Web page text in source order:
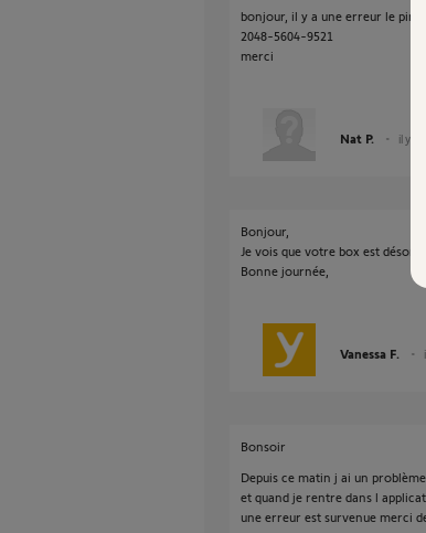
bonjour, il y a une erreur le pin
2048-5604-9521
merci
Nat P. il y a
Bonjour,
Je vois que votre box est
Bonne journée,
Vanessa F.
Bonsoir
Depuis ce matin j ai un
et quand je rentre dans l
une erreur est survenue merci